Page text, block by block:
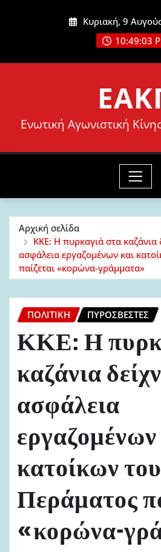
Κυριακή, 9
10:49:05
Ενωτική Αγωνιστική
Αρχική σελίδα
ΚΚΕ: Η πυρκαγιά στα καζάνια
ασφάλεια εργαζομένων και
παίζεται «κορώνα-γράμματα»
ΠΟΛΙΤΙΚΉ ΠΥΡΟΣΒΈΣΤΕΣ
ΚΚΕ: Η
καζάνια
ασφάλεια
κατοίκων του
Περάματος
«κορώνα-